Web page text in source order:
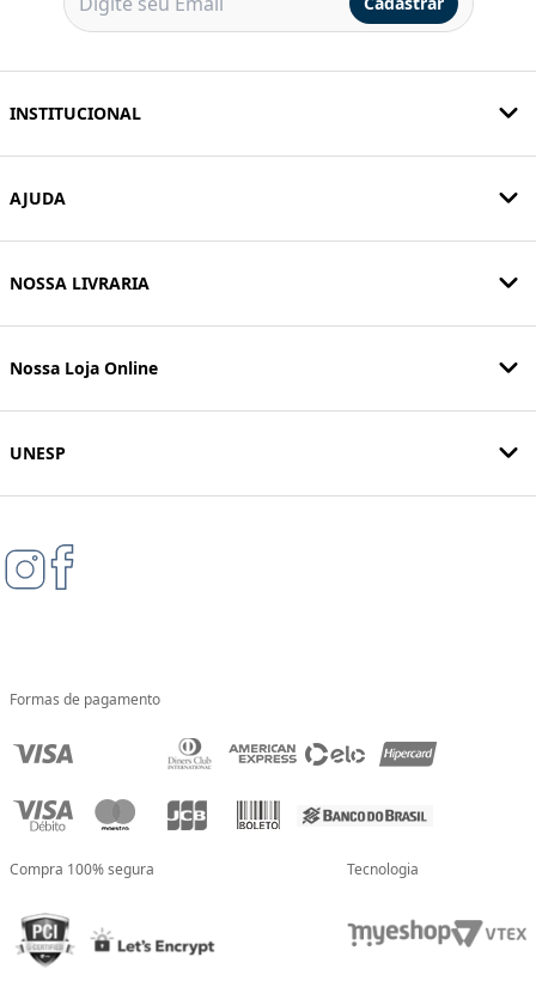
INSTITUCIONAL
AJUDA
NOSSA LIVRARIA
Nossa Loja Online
UNESP
Formas de pagamento
Compra 100% segura Tecnologia